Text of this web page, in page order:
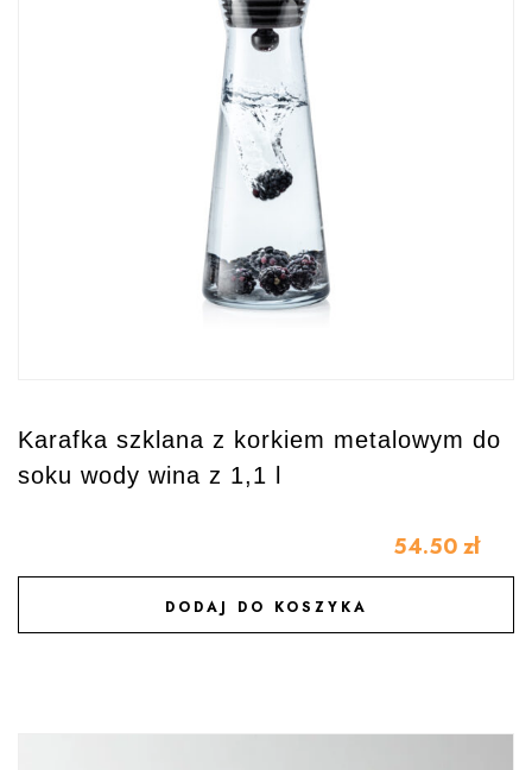
Karafka szklana z korkiem metalowym do
soku wody wina z 1,1 l
54.50 zł
DODAJ DO KOSZYKA
DODAJ DO ULUBIONYCH